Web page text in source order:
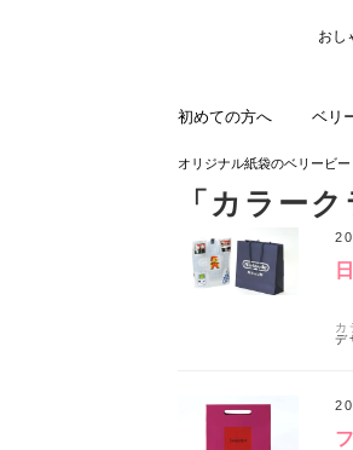
おし
初めての方へ ベリ
オリジナル紙袋のベリービー
「カラー
カ
デ